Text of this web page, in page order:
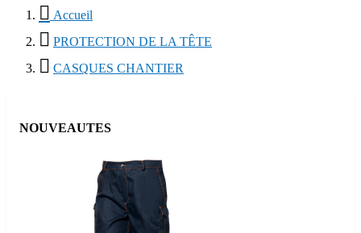
 Accueil
 PROTECTION DE LA TÊTE
 CASQUES CHANTIER
NOUVEAUTES